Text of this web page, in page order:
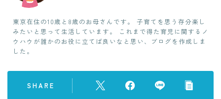
東京在住の10歳と8歳のお母さんです。 子育てを思う存分楽し
みたいと思って生活しています。 これまで得た育児に関するノ
ウハウが誰かのお役に立てば良いなと思い、ブログを作成しま
した。
SHARE